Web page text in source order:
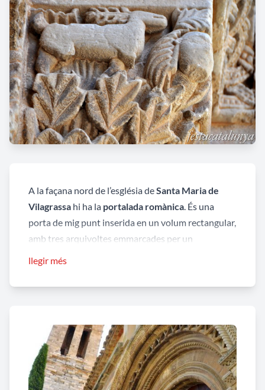
A la façana nord de l’església deSanta Maria de
Vilagrassa hi ha la portalada romànica. És una
porta de mig punt inserida en un volum rectangular,
amb tres arquivoltes emmarcades per un
està realitzada a partir de puntes de diamant,
motius de soga i ziga-zaga. La imposta està
decorada amb un motiu trenat que neix de la boca
de dos animals.
llegir més